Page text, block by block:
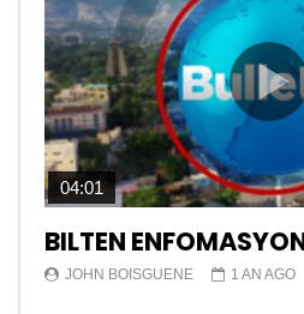
04:01
BILTEN
JOHN BOISGUENE 1 AN AGO